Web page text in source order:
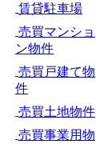
賃貸駐車場
売買マンショ
ン物件
売買戸建て物
件
売買土地物件
売買事業用物